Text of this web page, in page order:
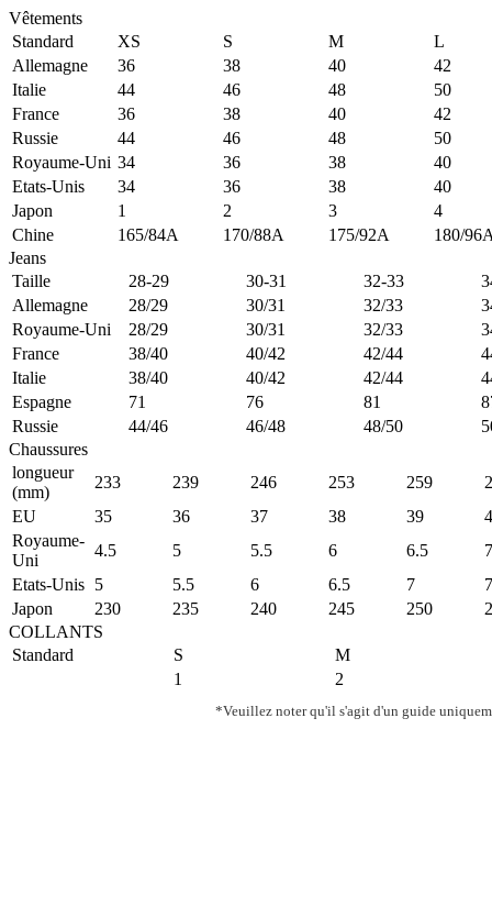
Vêtements
Standard
XS S M
L
Allemagne
36 38 40
42
Italie
44 46 48
50
France
36 38 40
42
Russie
44 46 48
50
Royaume-Uni 34 36 38
40
Etats-Unis
34 36 38
40
Japon
1 2 3
4
Chine
165/84A 170/88A 175/92A
180/
Jeans
Taille
28-29 30-31 32-33
Allemagne
28/29 30/31 32/33
Royaume-Uni
28/29 30/31 32/33
France
38/40 40/42 42/44
Italie
38/40 40/42 42/44
Espagne
71 76 81
Russie
44/46 46/48 48/50
Chaussures
longueur
(mm)
233 239 246 253 259
EU
35 36 37 38 39
Royaume-
Uni
4.5 5 5.5 6 6.5
7
Etats-Unis 5 5.5 6 6.5 7
Japon
230 235 240 245 250
COLLANTS
Standard
S
M
1
2
*Veuillez noter qu'il s'agit d'un guide